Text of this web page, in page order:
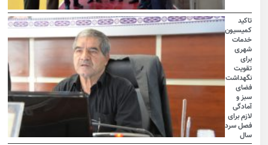
تاکید
کمیسیون
خدمات
شهری
برای
تقویت
نگهداشت
فضای
سبز و
آمادگی
لازم برای
فصل سرد
سال